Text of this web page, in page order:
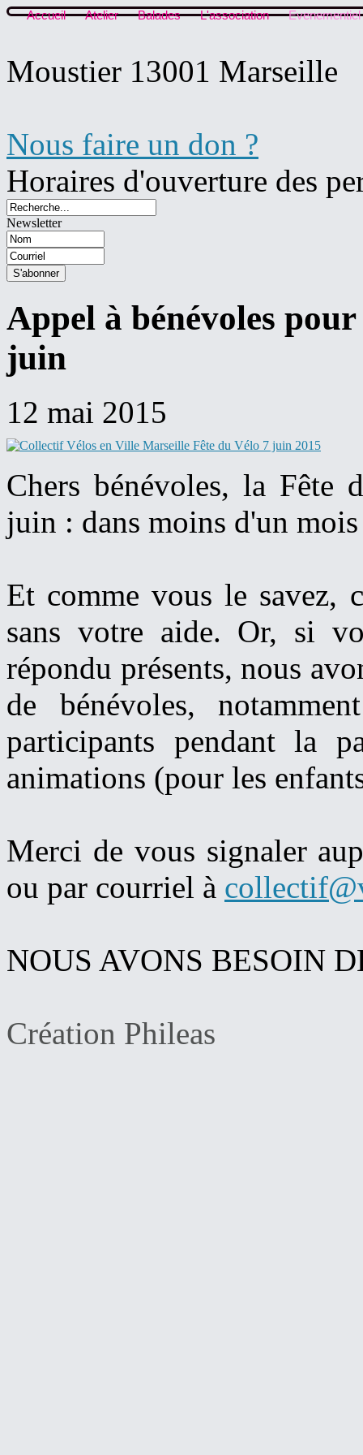
Accueil Atelier Balades L'association Evenementiel
Moustier 13001 Marseille
Nous faire un don ?
Horaires d'ouverture des
Newsletter
Appel à bénévoles
juin
12 mai 2015
Chers bénévoles, la
juin : dans moins d'un
Et comme vous le savez,
sans votre aide. Or, si
répondu présents, nous
de bénévoles,
participants pendant la
animations (pour les
Merci de vous signaler
ou par courriel à
NOUS AVONS BESOIN
Création Phileas